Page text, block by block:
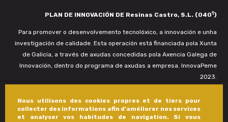
Nous utilisons des cookies propres et de tiers pour
collecter des informations afin d'améliorer nos services
et analyser vos habitudes de navigation. Si vous
PLAN DE INNOVACIÓN DE Resinas Castro, S.L. (0401)
Para promover o desenvolvemento tecnolóxico, a innovación e unha
investigación de calidade. Esta operación está financiada pola Xunta
de Galicia, a través de axudas concedidas pola Axencia Galega de
Innovación, dentro do programa de axudas a empresa. InnovaPeme
2023.